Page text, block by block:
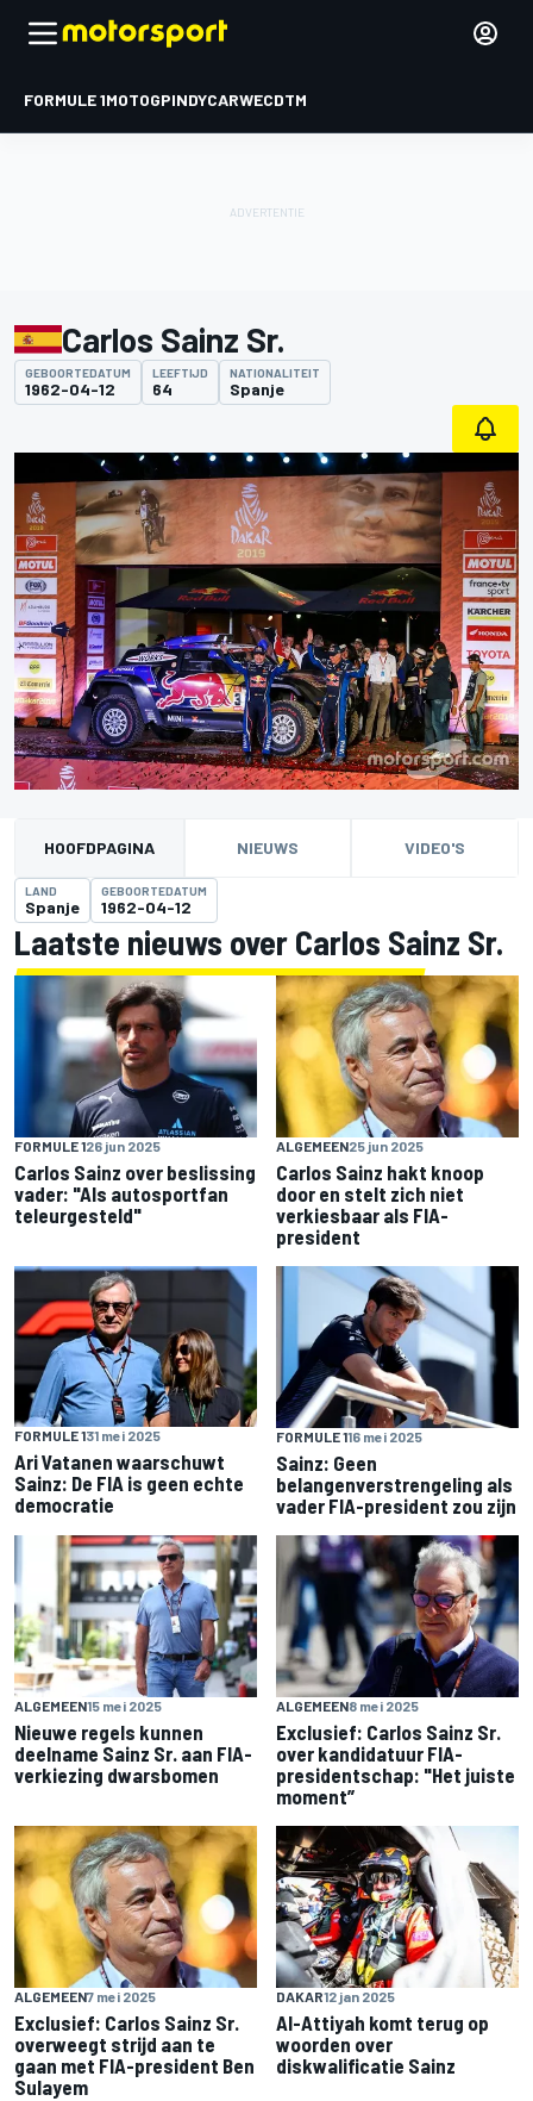
FORMULE 1MOTOGPINDYCARWECDTM
Carlos Sainz Sr.
GEBOORTEDATUM
1962-04-12
LEEFTIJD
64
NATIONALITEIT
Spanje
HOOFDPAGINA NIEUWS VIDEO'S
LAND
Spanje
GEBOORTEDATUM
1962-04-12
Laatste nieuws over Carlos Sainz Sr.
FORMULE 126 jun 2025
Carlos Sainz over beslissing
vader: "Als autosportfan
teleurgesteld"
ALGEMEEN25 jun 2025
Carlos Sainz hakt knoop
door en stelt zich niet
verkiesbaar als FIA-
president
FORMULE 131 mei 2025
Ari Vatanen waarschuwt
Sainz: De FIA is geen echte
democratie
FORMULE 116 mei 2025
Sainz: Geen
belangenverstrengeling als
vader FIA-president zou zijn
ALGEMEEN15 mei 2025
Nieuwe regels kunnen
deelname Sainz Sr. aan FIA-
verkiezing dwarsbomen
ALGEMEEN8 mei 2025
Exclusief: Carlos Sainz Sr.
over kandidatuur FIA-
presidentschap: "Het juiste
moment”
ALGEMEEN7 mei 2025
Exclusief: Carlos Sainz Sr.
overweegt strijd aan te
gaan met FIA-president Ben
Sulayem
DAKAR12 jan 2025
Al-Attiyah komt terug op
woorden over
diskwalificatie Sainz